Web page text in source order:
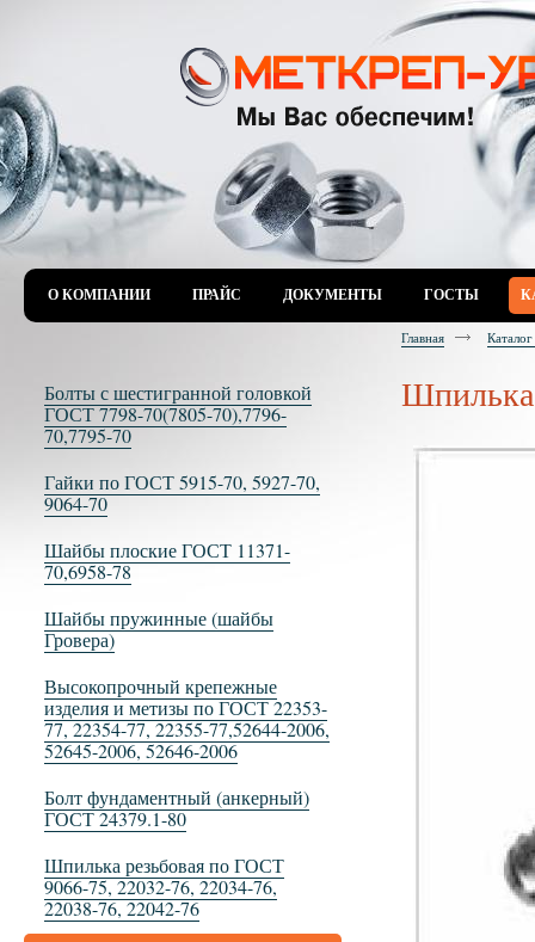
О КОМПАНИИ ПРАЙС ДОКУМЕНТЫ ГОСТЫ
Болты с шестигранной головкой
ГОСТ 7798-70(7805-70),7796-
70,7795-70
Гайки по ГОСТ 5915-70, 5927-70,
9064-70
Шайбы плоские ГОСТ 11371-
70,6958-78
Шайбы пружинные (шайбы
Гровера)
Высокопрочный крепежные
изделия и метизы по ГОСТ 22353-
77, 22354-77, 22355-77,52644-2006,
52645-2006, 52646-2006
Болт фундаментный (анкерный)
ГОСТ 24379.1-80
Шпилька резьбовая по ГОСТ
9066-75, 22032-76, 22034-76,
22038-76, 22042-76
Главная